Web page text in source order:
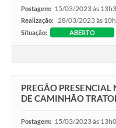
Postagem: 15/03/2023 às
Realização: 28/03/2023 às
Situação: ABERTO
PREGÃO
DE CAMINHÃO
Postagem: 15/03/2023 às